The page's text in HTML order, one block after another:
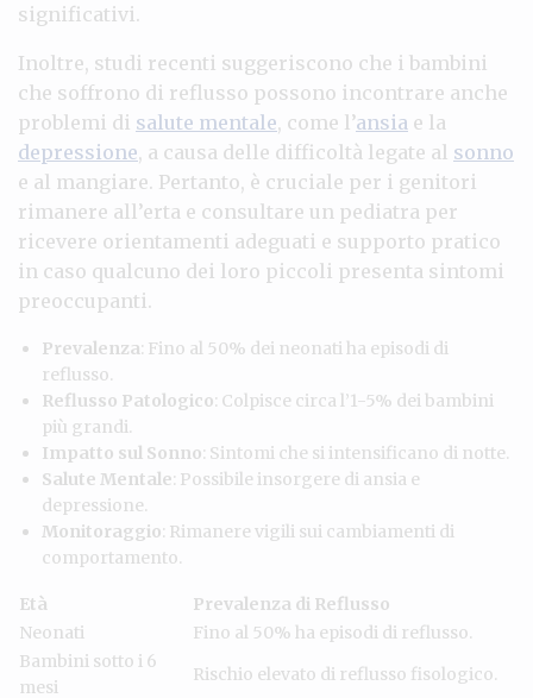
significativi.
Inoltre, studi recenti suggeriscono che i bambini
che soffrono di reflusso possono incontrare anche
problemi di salute mentale, come l’ansia e la
depressione, a causa delle difficoltà legate al sonno
e al mangiare. Pertanto, è cruciale per i genitori
rimanere all’erta e consultare un pediatra per
ricevere orientamenti adeguati e supporto pratico
in caso qualcuno dei loro piccoli presenta sintomi
preoccupanti.
Prevalenza: Fino al 50% dei neonati ha episodi di
reflusso.
Reflusso Patologico: Colpisce circa l’1-5% dei bambini
più grandi.
Impatto sul Sonno: Sintomi che si intensificano di notte.
Salute Mentale: Possibile insorgere di ansia e
depressione.
Monitoraggio: Rimanere vigili sui cambiamenti di
comportamento.
Età
Prevalenza di Reflusso
Neonati
Fino al 50% ha episodi di reflusso.
Bambini sotto i 6
mesi
Rischio elevato di reflusso fisologico.